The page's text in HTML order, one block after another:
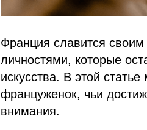
Франция славится
личностями, которые
искусства. В этой
француженок, чьи
внимания.